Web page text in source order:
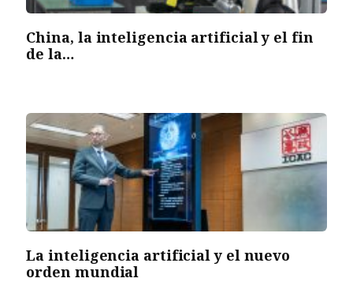
China, la inteligencia artificial y el fin
de la…
La inteligencia artificial y el nuevo
orden mundial